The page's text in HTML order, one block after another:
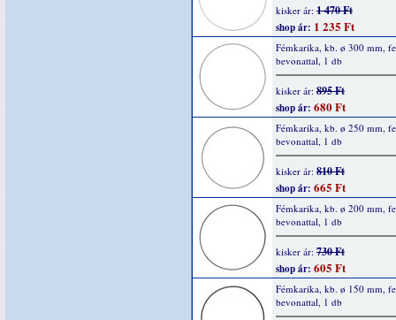
kisker ár: 1 470 Ft
shop ár: 1 235 Ft
Fémkarika, kb. ø 300 mm,
bevonattal, 1 db
kisker ár: 895 Ft
shop ár: 680 Ft
Fémkarika, kb. ø 250 mm,
bevonattal, 1 db
kisker ár: 810 Ft
shop ár: 665 Ft
Fémkarika, kb. ø 200 mm,
bevonattal, 1 db
kisker ár: 730 Ft
shop ár: 605 Ft
Fémkarika, kb. ø 150 mm,
bevonattal, 1 db